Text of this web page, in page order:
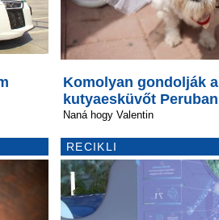
Komolyan gondolják a
kutyaesküvőt Peruban
Naná hogy Valentin
RECIKLI